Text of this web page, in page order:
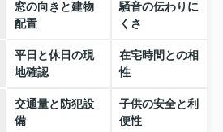
窓の向きと建物
配置
騒音の伝わりに
くさ
平日と休日の現
地確認
在宅時間との相
性
交通量と防犯設
備
子供の安全と利
便性